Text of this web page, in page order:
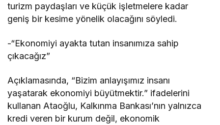
turizm paydaşları ve küçük işletmelere kadar
geniş bir kesime yönelik olacağını söyledi.
-“Ekonomiyi ayakta tutan insanımıza sahip
çıkacağız”
Açıklamasında, “Bizim anlayışımız insanı
yaşatarak ekonomiyi büyütmektir.” ifadelerini
kullanan Ataoğlu, Kalkınma Bankası’nın yalnızca
kredi veren bir kurum değil, ekonomik